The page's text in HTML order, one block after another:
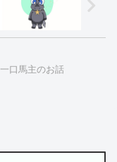
一口馬主のお話